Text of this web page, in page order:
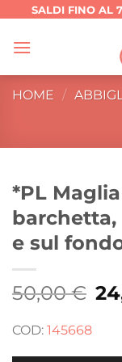
contenuti
SALDI FINO AL
HOME /
*PL
e sul
50,00€ Il
COD: 145668